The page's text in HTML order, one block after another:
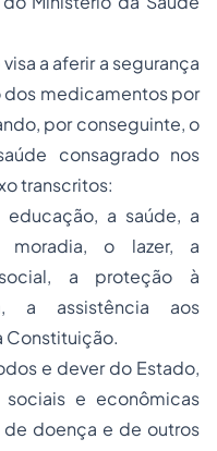
visa a aferir a segurança
dos medicamentos por
por conseguinte, o
consagrado nos
transcritos:
a saúde, a
moradia, o lazer, a
a proteção à
a assistência aos
Constituição.
e dever do Estado,
e econômicas
doença e de outros